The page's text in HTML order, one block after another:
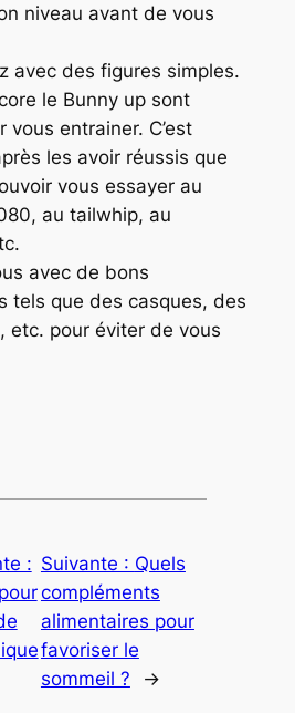
niveau avant de vous
avec des figures simples.
le Bunny up sont
vous entrainer. C’est
les avoir réussis que
vous essayer au
au tailwhip, au
avec de bons
tels que des casques, des
etc. pour éviter de vous
: Suivante : Quels
compléments
alimentaires pour
favoriser le
sommeil ?
→